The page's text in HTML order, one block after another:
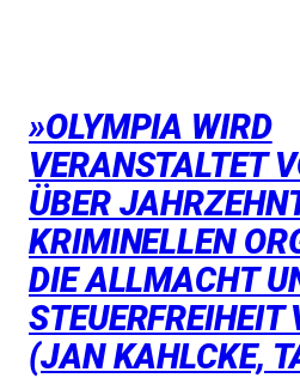
»OLYMPIA WIRD
VERANSTALTET
ÜBER
KRIMINELLEN
DIE ALLMACHT
STEUERFREIHEIT
(JAN KAHLCKE,